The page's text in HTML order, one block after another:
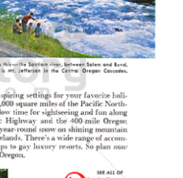
OREGON TOURISM